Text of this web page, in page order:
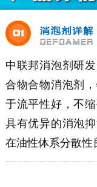
中联邦消泡剂研
合物合物消泡剂
于流平性好，不
具有优异的消泡
在油性体系分散性